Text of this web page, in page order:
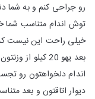
رو جراحی کنم و به شما
توش اندام متناسب شما
خیلی راحت این نیست
بعد یهو 20 کیلو
اندام دلخواهتون رو
دیوار اتاقتون و بعد